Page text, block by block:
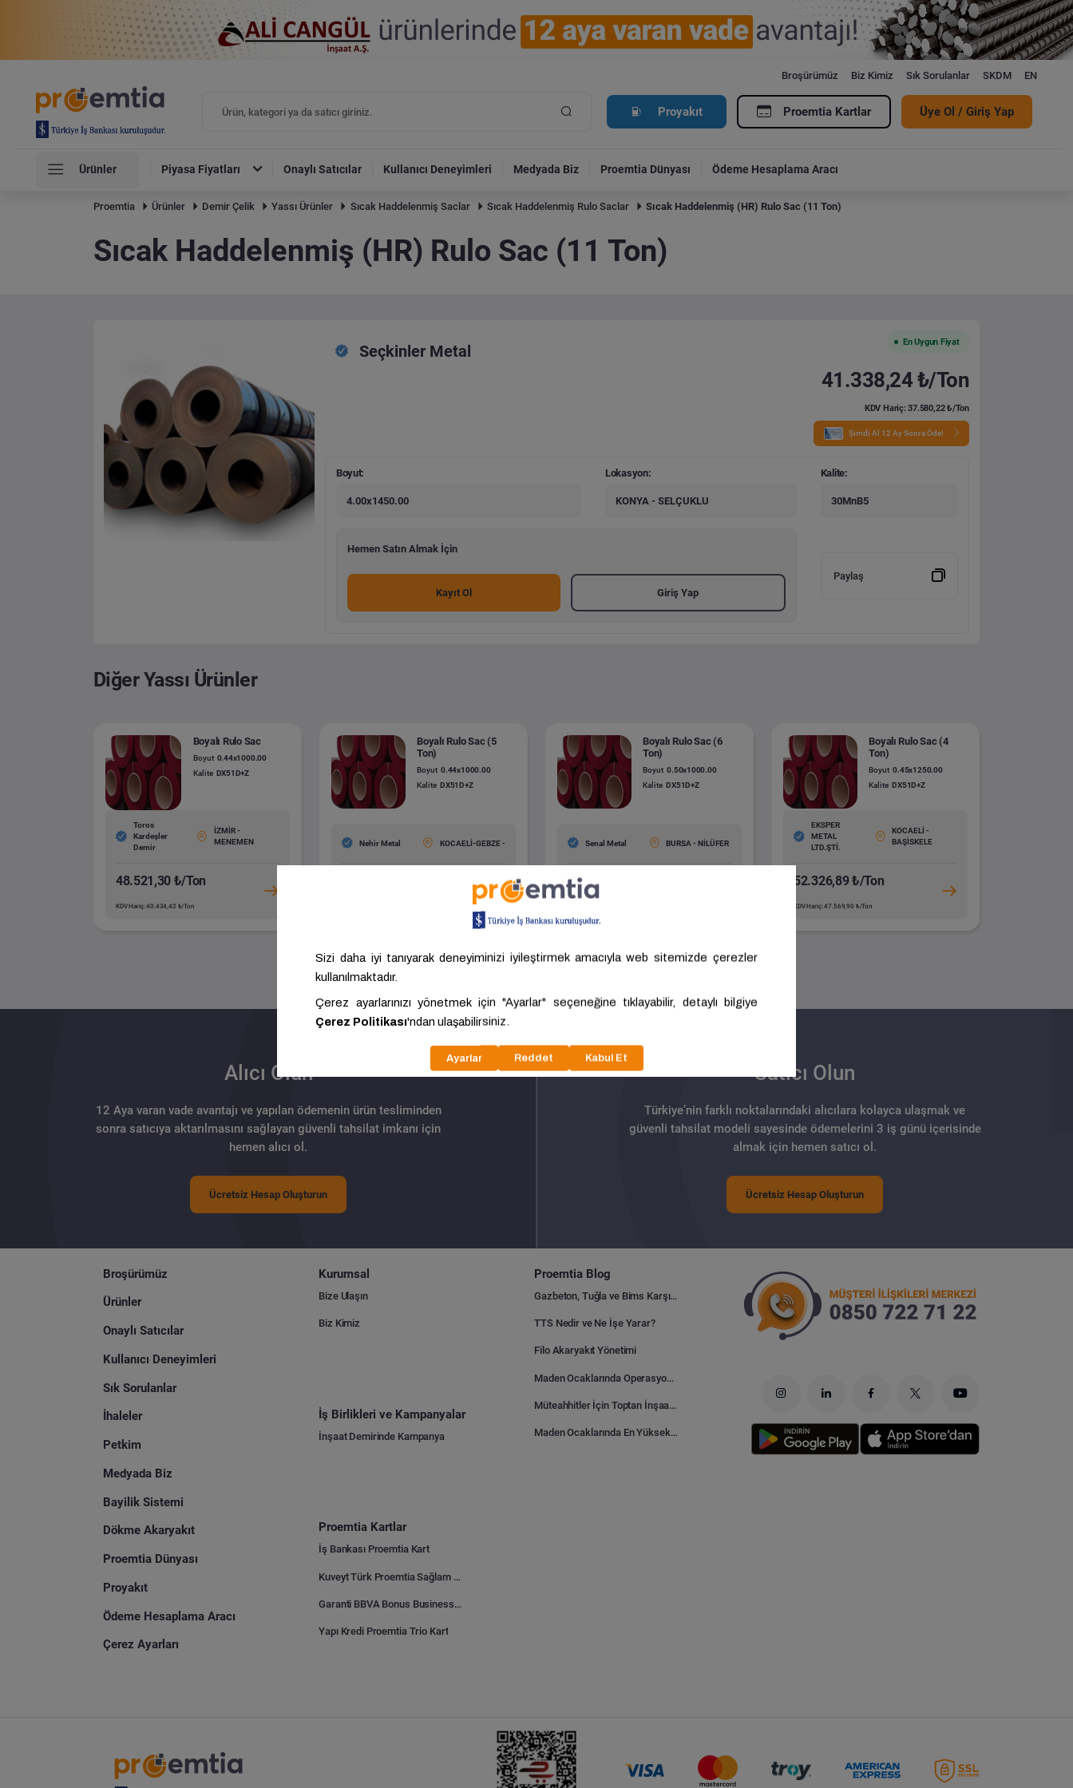
Broşürümüz Biz Kimiz Sık Sorulanlar SKDM EN
Proyakıt Proemtia Kartlar Üye Ol / Giriş Yap
Ürünler Piyasa Fiyatları Onaylı Satıcılar Kullanıcı Deneyimleri Medyada Biz Proemtia Dünyası Ödeme Hesaplama Aracı
Proemtia Ürünler Demir Çelik Yassı Ürünler Sıcak Haddelenmiş Saclar Sıcak Haddelenmiş Rulo Saclar Sıcak Haddelenmiş (HR) Rulo Sac (11 Ton)
Sıcak Haddelenmiş (HR) Rulo Sac (11 Ton)
Seçkinler Metal
En Uygun Fiyat
41.338,24 ₺/Ton
KDV Hariç: 37.580,22 ₺/Ton
Şimdi Al 12 Ay Sonra Öde!
Boyut:
4.00x1450.00
Lokasyon:
KONYA - SELÇUKLU
Kalite:
30MnB5
Hemen Satın Almak İçin
Kayıt Ol Giriş Yap
Paylaş
Diğer Yassı Ürünler
Boyalı Rulo Sac
Boyut 0.44x1000.00
Kalite DX51D+Z
Toros
Kardeşler
Demir
İZMİR -
MENEMEN
48.521,30 ₺/Ton
KDV Hariç: 40.434,42 ₺/Ton
Boyalı Rulo Sac (5
Ton)
Boyut 0.44x1000.00
Kalite DX51D+Z
Nehir Metal KOCAELİ-GEBZE -
Boyalı Rulo Sac (6
Ton)
Boyut 0.50x1000.00
Kalite DX51D+Z
Senal Metal BURSA - NİLÜFER
50.757,08 ₺/Ton
Boyalı Rulo Sac (4
Ton)
Boyut 0.45x1250.00
Kalite DX51D+Z
EKSPER
METAL
LTD.ŞTİ.
KOCAELİ -
BAŞİSKELE
52.326,89 ₺/Ton
KDV Hariç: 47.569,90 ₺/Ton
Tümünü Gör
Alıcı Olun
12 Aya varan vade avantajı ve yapılan ödemenin ürün tesliminden
sonra satıcıya aktarılmasını sağlayan güvenli tahsilat imkanı için
hemen alıcı ol.
Ücretsiz Hesap Oluşturun
Satıcı Olun
Türkiye’nin farklı noktalarındaki alıcılara kolayca ulaşmak ve
güvenli tahsilat modeli sayesinde ödemelerini 3 iş günü içerisinde
almak için hemen satıcı ol.
Ücretsiz Hesap Oluşturun
Broşürümüz
Ürünler
Onaylı Satıcılar
Kullanıcı Deneyimleri
Sık Sorulanlar
İhaleler
Petkim
Medyada Biz
Bayilik Sistemi
Dökme Akaryakıt
Proemtia Dünyası
Proyakıt
Ödeme Hesaplama Aracı
Çerez Ayarları
Kurumsal
Bize Ulaşın
Biz Kimiz
İş Birlikleri ve Kampanyalar
İnşaat Demirinde Kampanya
Proemtia Kartlar
İş Bankası Proemtia Kart
Kuveyt Türk Proemtia Sağlam Bayi Kart
Garanti BBVA Bonus Business Proemtia Bayi Kart
Yapı Kredi Proemtia Trio Kart
Proemtia Blog
Gazbeton, Tuğla ve Bims Karşılaştırması: Hangisi Daha Avantajlı?
TTS Nedir ve Ne İşe Yarar?
Filo Akaryakıt Yönetimi
Maden Ocaklarında Operasyonel Verimlilik Nasıl Arttırılır?
Müteahhitler İçin Toptan İnşaat Malzemesi Satın Alma Rehberi
Maden Ocaklarında En Yüksek Gider Kalemleri Nelerdir?